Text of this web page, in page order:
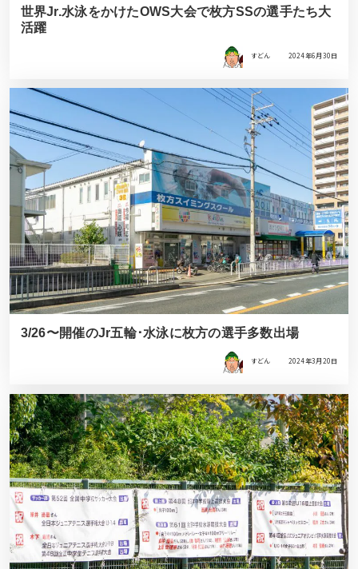
世界Jr.水泳をかけたOWS大会で枚方SSの選手たち大
活躍
すどん 2024年6月30日
3/26〜開催のJr五輪･水泳に枚方の選手多数出場
すどん 2024年3月20日